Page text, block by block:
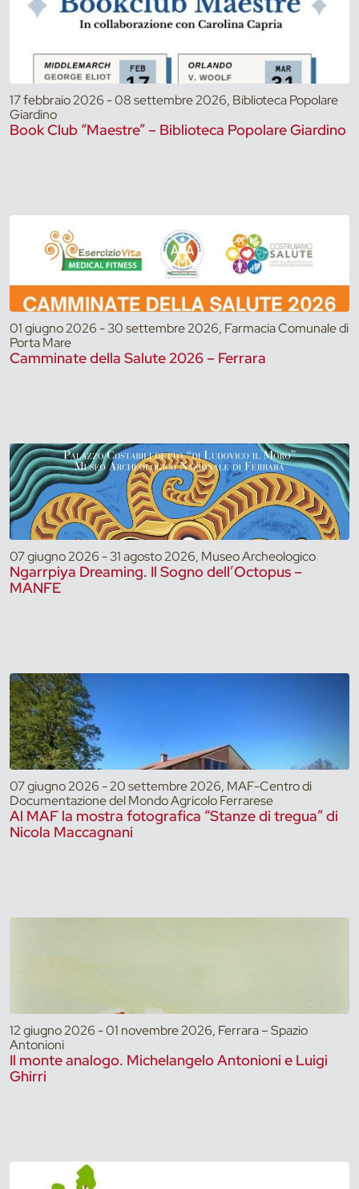
17 febbraio 2026 - 08 settembre 2026, Biblioteca Popolare
Giardino
Book Club “Maestre” – Biblioteca Popolare Giardino
01 giugno 2026 - 30 settembre 2026, Farmacia Comunale di
Porta Mare
Camminate della Salute 2026 – Ferrara
07 giugno 2026 - 31 agosto 2026, Museo Archeologico
Ngarrpiya Dreaming. Il Sogno dell’Octopus –
MANFE
07 giugno 2026 - 20 settembre 2026, MAF-Centro di
Documentazione del Mondo Agricolo Ferrarese
Al MAF la mostra fotografica “Stanze di tregua” di
Nicola Maccagnani
12 giugno 2026 - 01 novembre 2026, Ferrara – Spazio
Antonioni
Il monte analogo. Michelangelo Antonioni e Luigi
Ghirri